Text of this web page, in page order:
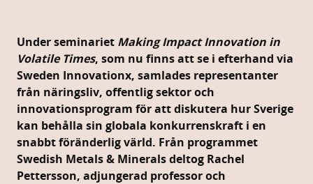
Underseminariet MakingImpactInnovation in
VolatileTimes, som nu finnsattse i efterhand via
Sweden Innovationx, samlades representanter
från näringsliv, offentligsektoroch
innovationsprogram förattdiskutera hurSverige
kan behålla sin globala konkurrenskraft i en
snabbtföränderligvärld. Från programmet
Swedish Metals & Mineralsdeltog Rachel
Pettersson, adjungerad professoroch